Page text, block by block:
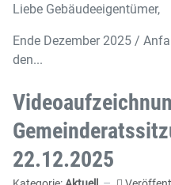
Liebe Gebäudeeigentümer,
Ende Dezember 2025 /
den...
22.12.2025